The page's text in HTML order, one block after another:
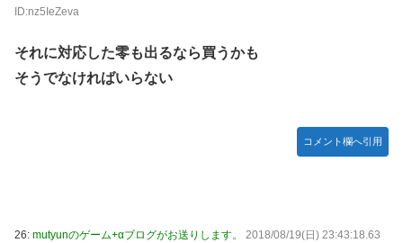
ID:nz5IeZeva
それに対応した零も出るなら買うかも
そうでなければいらない
コメント欄へ引用
26: mutyunのゲーム+αブログがお送りします。
2018/08/19(日) 23:43:18.63